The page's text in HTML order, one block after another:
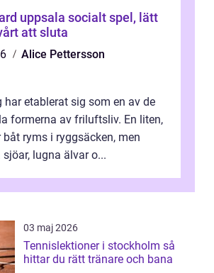
socialt spel, lätt
att sluta
Alice Pettersson
har etablerat sig som en av de
formerna av friluftsliv. En liten,
ryms i ryggsäcken, men
lugna älvar o...
03 maj 2026
Tennislektioner i stockholm så
hittar du rätt tränare och bana